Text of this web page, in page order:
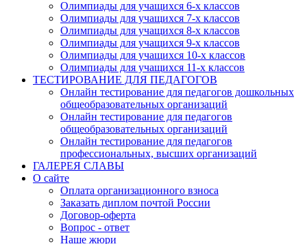
Олимпиады для учащихся 6-х классов
Олимпиады для учащихся 7-х классов
Олимпиады для учащихся 8-х классов
Олимпиады для учащихся 9-х классов
Олимпиады для учащихся 10-х классов
Олимпиады для учащихся 11-х классов
ТЕСТИРОВАНИЕ ДЛЯ ПЕДАГОГОВ
Онлайн тестирование для педагогов дошкольных
общеобразовательных организаций
Онлайн тестирование для педагогов
общеобразовательных организаций
Онлайн тестирование для педагогов
профессиональных, высших организаций
ГАЛЕРЕЯ СЛАВЫ
О сайте
Оплата организационного взноса
Заказать диплом почтой России
Договор-оферта
Вопрос - ответ
Наше жюри